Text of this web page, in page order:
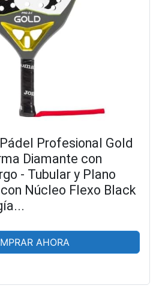
Profesional Gold
Diamante con
- Tubular y Plano
Núcleo Flexo Black
AHORA